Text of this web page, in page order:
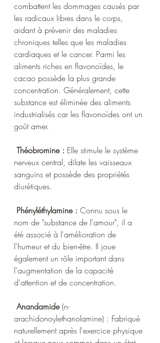
combattent les dommages causés par
les radicaux libres dans le corps,
aidant à prévenir des maladies
chroniques telles que les maladies
cardiaques et le cancer. Parmi les
aliments riches en flavonoïdes, le
cacao possède la plus grande
concentration. Généralement, cette
substance est éliminée des aliments
industrialisés car les flavonoïdes ont un
goût amer.
Théobromine : Elle stimule le système
nerveux central, dilate les vaisseaux
sanguins et possède des propriétés
diurétiques.
Phényléthylamine : Connu sous le
nom de "substance de l'amour", il a
été associé à l'amélioration de
l'humeur et du bien-être. Il joue
également un rôle important dans
l'augmentation de la capacité
d'attention et de concentration.
Anandamide (n-
arachidonoylethanolamine) : Fabriqué
naturellement après l'exercice physique